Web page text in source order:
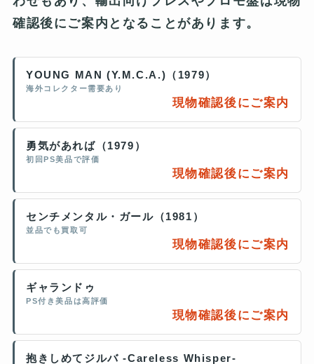
確認後にご案内となることがあります。
YOUNG MAN (Y.M.C.A.)（1979）
海外コレクター需要あり
現物確認後にご案内
勇気があれば（1979）
初回PS美品で評価
現物確認後にご案内
センチメンタル・ガール（1981）
並品でも買取可
現物確認後にご案内
ギャランドゥ
PS付き美品は高評価
現物確認後にご案内
抱きしめてジルバ -Careless Whisper-